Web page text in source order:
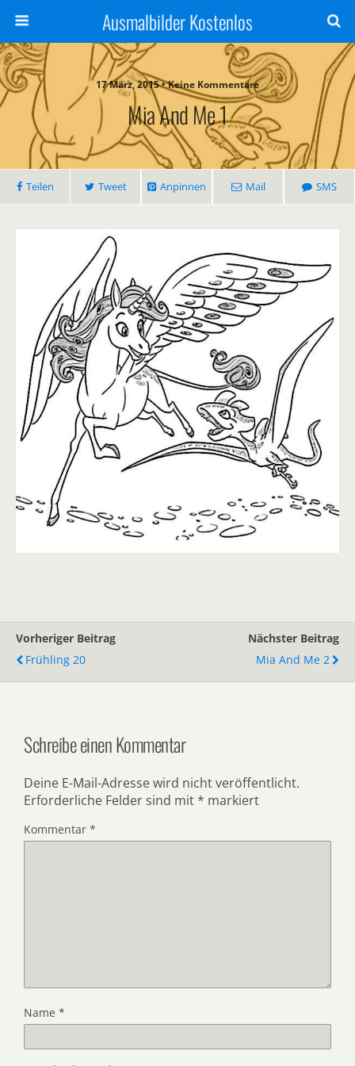
Ausmalbilder Kostenlos
17 März, 2015 • Keine Kommentare
Mia And Me 1
Teilen Tweet Anpinnen Mail SMS
Vorheriger Beitrag
Frühling 20
Nächster Beitrag
Mia And Me 2
Schreibe einen Kommentar
Deine E-Mail-Adresse wird nicht veröffentlicht.
Erforderliche Felder sind mit * markiert
Kommentar *
Name *